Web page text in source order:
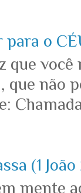
para o
que você
que não
(1 João
mente